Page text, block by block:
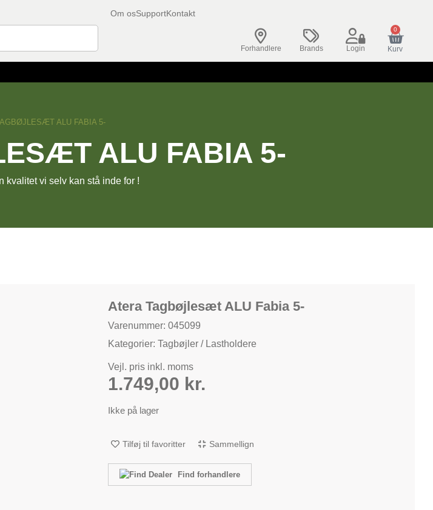
Om osSupportKontakt
Forhandlere Brands Login
0
Kurv
ALU FABIA 5-
ALU FABIA 5-
kvalitet vi selv kan stå inde for !
Atera Tagbøjlesæt ALU Fabia 5-
Varenummer: 045099
Kategorier:Tagbøjler / Lastholdere
Vejl. pris inkl. moms
1.749,00 kr.
Ikke på lager
Tilføj til favoritter Sammellign
Find forhandlere